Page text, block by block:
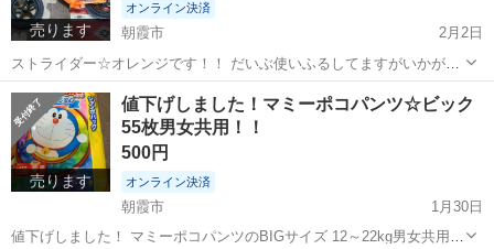
売ります
オンライン決済
朝霞市
2月2日
ストライダー☆オレンジです！！ だいぶ使いふるしてますがいかがで
しょうか タイヤも減ってますがまだまだ使えます ノークレーム・ノー
リターンで お願い致します。
埼玉 朝霞市 家具 ストライダー
売ります
値下げしました！マミーポコパンツ☆ビック
55枚男女共用！！
500円
オンライン決済
朝霞市
1月30日
値下げしました！ マミーポコパンツのBIGサイズ 12～22kg男女共用